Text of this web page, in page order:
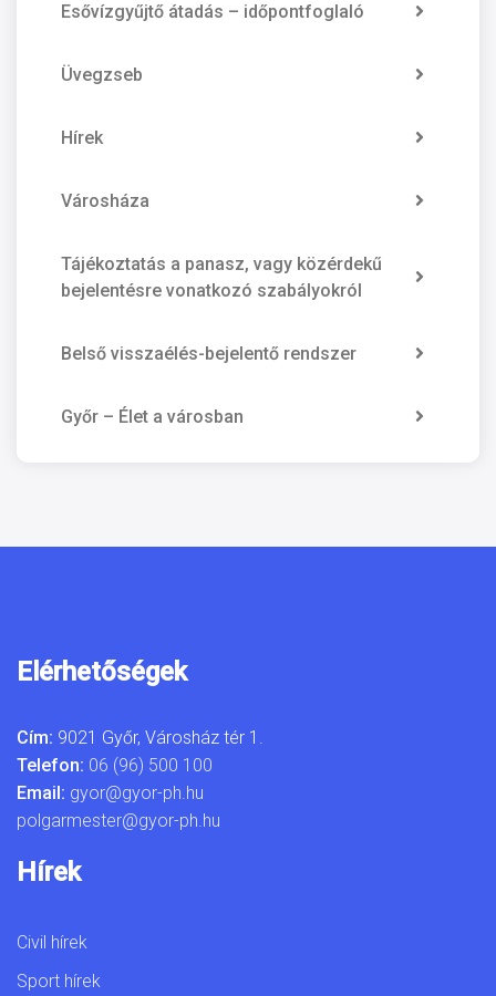
Esővízgyűjtő átadás – időpontfoglaló
Üvegzseb
Hírek
Városháza
Tájékoztatás a panasz, vagy közérdekű
bejelentésre vonatkozó szabályokról
Belső visszaélés-bejelentő rendszer
Győr – Élet a városban
Elérhetőségek
Cím: 9021 Győr, Városház tér 1.
Telefon: 06 (96) 500 100
Email: gyor@gyor-ph.hu
polgarmester@gyor-ph.hu
Hírek
Civil hírek
Sport hírek